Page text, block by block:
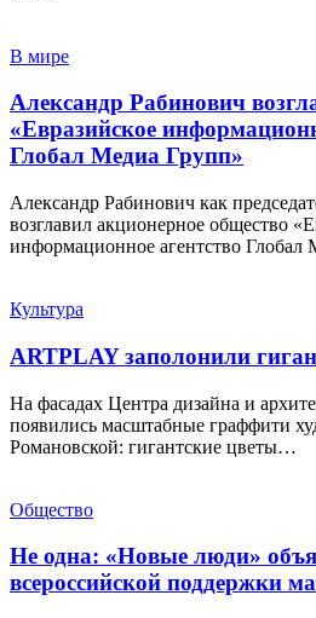
В мире
Александр Рабинович
«Евразийское
Глобал Медиа Групп»
Александр Рабинович как
возглавил акционерное общество
информационное агентство
Культура
ARTPLAY заполонили
На фасадах Центра дизайна и
появились масштабные граффити
Романовской: гигантские цветы…
Общество
Не одна: «Новые люди»
всероссийской поддержки